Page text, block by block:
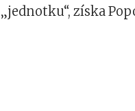
„jednotku“, získa